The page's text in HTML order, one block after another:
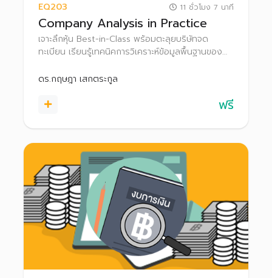
EQ203 11 ชั่วโมง 7 นาที
Company Analysis in Practice
เจาะลึกหุ้น Best-in-Class พร้อมตะลุยบริษัทจด
ทะเบียน เรียนรู้เทคนิคการวิเคราะห์ข้อมูลพื้นฐานของ
งบการเงินเบื้องต้น พร้อมเจาะข้อมูลเชิงลึกจากผู้
บริษัทจดทะเบียน
ดร.กฤษฎา เสกตระกูล
ฟรี